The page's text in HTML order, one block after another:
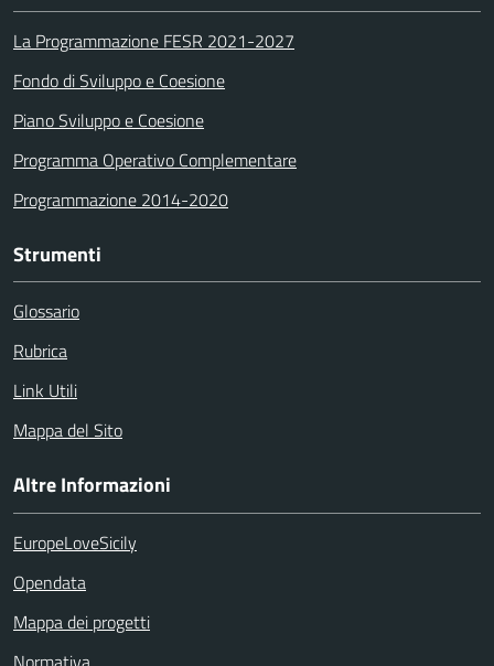
La Programmazione FESR 2021-2027
Fondo di Sviluppo e Coesione
Piano Sviluppo e Coesione
Programma Operativo Complementare
Programmazione 2014-2020
Strumenti
Glossario
Rubrica
Link Utili
Mappa del Sito
Altre Informazioni
EuropeLoveSicily
Opendata
Mappa dei progetti